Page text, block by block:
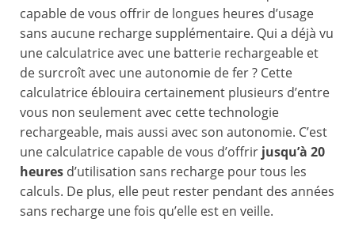
capable de vous offrir de longues heures d’usage
sans aucune recharge supplémentaire. Qui a déjà vu
une calculatrice avec une batterie rechargeable et
de surcroît avec une autonomie de fer ? Cette
calculatrice éblouira certainement plusieurs d’entre
vous non seulement avec cette technologie
rechargeable, mais aussi avec son autonomie. C’est
une calculatrice capable de vous d’offrir jusqu’à 20
heures d’utilisation sans recharge pour tous les
calculs. De plus, elle peut rester pendant des années
sans recharge une fois qu’elle est en veille.